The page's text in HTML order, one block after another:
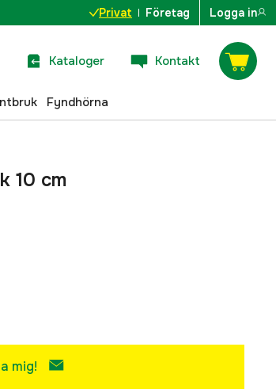
Privat Företag Logga in
Kataloger Kontakt
Fyndhörna
10 cm
mig!